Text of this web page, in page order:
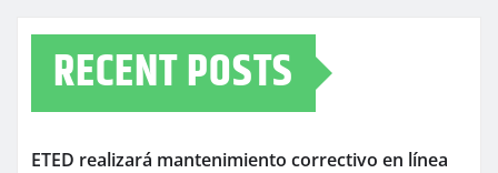
RECENT POSTS
ETED realizará mantenimiento correctivo en línea